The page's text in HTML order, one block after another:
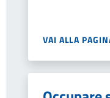
VAI ALLA